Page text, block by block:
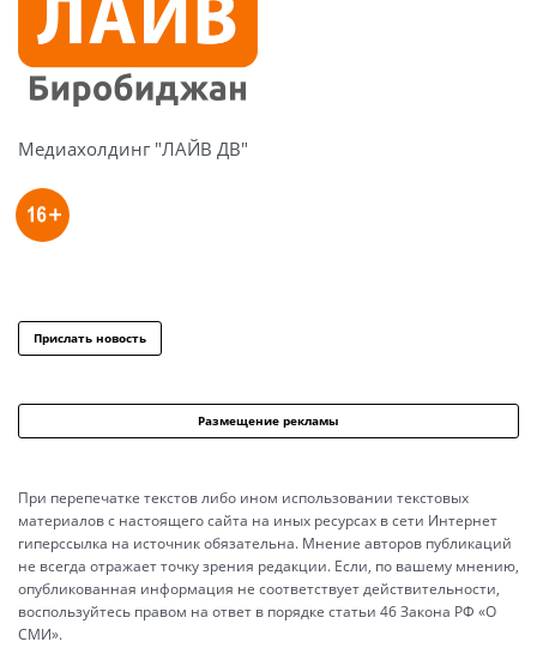
Медиахолдинг "ЛАЙВ ДВ"
Прислать новость
Размещение рекламы
При перепечатке текстов либо ином использовании текстовых
материалов с настоящего сайта на иных ресурсах в сети Интернет
гиперссылка на источник обязательна. Мнение авторов публикаций
не всегда отражает точку зрения редакции. Если, по вашему мнению,
опубликованная информация не соответствует действительности,
воспользуйтесь правом на ответ в порядке статьи 46 Закона РФ «О
СМИ».